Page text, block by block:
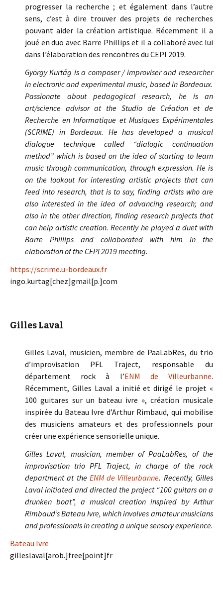
progresser la recherche ; et également dans l’autre
sens, c’est à dire trouver des projets de recherches
pouvant aider la création artistique. Récemment il a
joué en duo avec Barre Phillips et il a collaboré avec lui
dans l’élaboration des rencontres du CEPI 2019.
György Kurtág is a composer / improviser and researcher
in electronic and experimental music, based in Bordeaux.
Passionate about pedagogical research, he is an
art/science advisor at the Studio de Création et de
Recherche en Informatique et Musiques Expérimentales
(SCRIME) in Bordeaux. He has developed a musical
dialogue technique called “dialogic continuation
method” which is based on the idea of starting to learn
music through communication, through expression. He is
on the lookout for interesting artistic projects that can
feed into research, that is to say, finding artists who are
also interested in the idea of advancing research; and
also in the other direction, finding research projects that
can help artistic creation. Recently he played a duet with
Barre Phillips and collaborated with him in the
elaboration of the CEPI 2019 meeting.
https://scrime.u-bordeaux.fr
ingo.kurtag[chez]gmail[p.]com
Gilles Laval
Gilles Laval, musicien, membre de PaaLabRes, du trio
d’improvisation PFL Traject, responsable du
département rock à l’ENM de Villeurbanne.
Récemment, Gilles Laval a initié et dirigé le projet «
100 guitares sur un bateau ivre », création musicale
inspirée du Bateau Ivre d’Arthur Rimbaud, qui mobilise
des musiciens amateurs et des professionnels pour
créer une expérience sensorielle unique.
Gilles Laval, musician, member of PaaLabRes, of the
improvisation trio PFL Traject, in charge of the rock
department at the ENM de Villeurbanne. Recently, Gilles
Laval initiated and directed the project “100 guitars on a
drunken boat”, a musical creation inspired by Arthur
Rimbaud’s Bateau Ivre, which involves amateur musicians
and professionals in creating a unique sensory experience.
Bateau Ivre
gilleslaval[arob.]free[point]fr